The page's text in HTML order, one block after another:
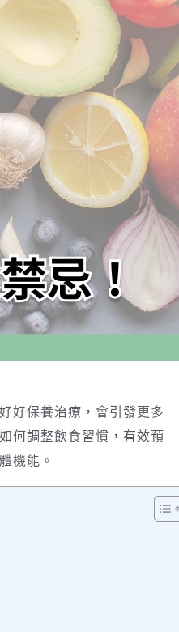
好保養治療，會引發更多
何調整飲食習慣，有效預
機能。